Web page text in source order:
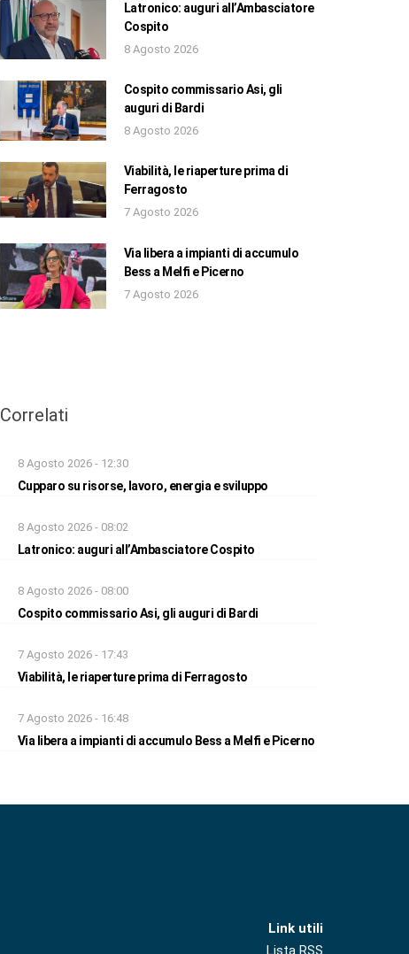
Latronico: auguri all’Ambasciatore
Cospito
8 Agosto 2026
Cospito commissario Asi, gli
auguri di Bardi
8 Agosto 2026
Viabilità, le riaperture prima di
Ferragosto
7 Agosto 2026
Via libera a impianti di accumulo
Bess a Melfi e Picerno
7 Agosto 2026
Correlati
8 Agosto 2026 - 12:30
Cupparo su risorse, lavoro, energia e sviluppo
8 Agosto 2026 - 08:02
Latronico: auguri all’Ambasciatore Cospito
8 Agosto 2026 - 08:00
Cospito commissario Asi, gli auguri di Bardi
7 Agosto 2026 - 17:43
Viabilità, le riaperture prima di Ferragosto
7 Agosto 2026 - 16:48
Via libera a impianti di accumulo Bess a Melfi e Picerno
Link utili
Lista RSS